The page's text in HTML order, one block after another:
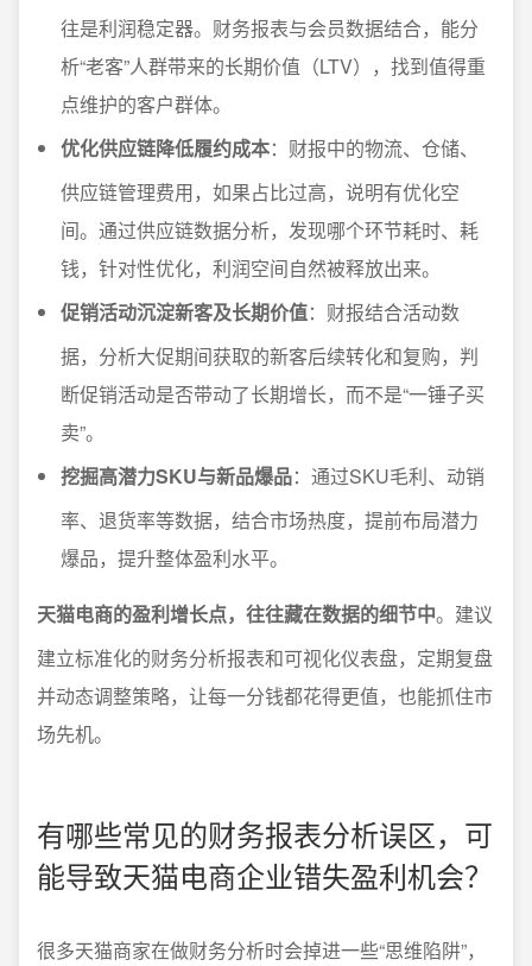
往是利润稳定器。财务报表与会员数据结合，能分
析“老客”人群带来的长期价值（LTV），找到值得重
点维护的客户群体。
优化供应链降低履约成本：财报中的物流、仓储、
供应链管理费用，如果占比过高，说明有优化空
间。通过供应链数据分析，发现哪个环节耗时、耗
钱，针对性优化，利润空间自然被释放出来。
促销活动沉淀新客及长期价值：财报结合活动数
据，分析大促期间获取的新客后续转化和复购，判
断促销活动是否带动了长期增长，而不是“一锤子买
卖”。
挖掘高潜力SKU与新品爆品：通过SKU毛利、动销
率、退货率等数据，结合市场热度，提前布局潜力
爆品，提升整体盈利水平。
天猫电商的盈利增长点，往往藏在数据的细节中。建议
建立标准化的财务分析报表和可视化仪表盘，定期复盘
并动态调整策略，让每一分钱都花得更值，也能抓住市
场先机。
有哪些常见的财务报表分析误区，可
能导致天猫电商企业错失盈利机会？
很多天猫商家在做财务分析时会掉进一些“思维陷阱”，